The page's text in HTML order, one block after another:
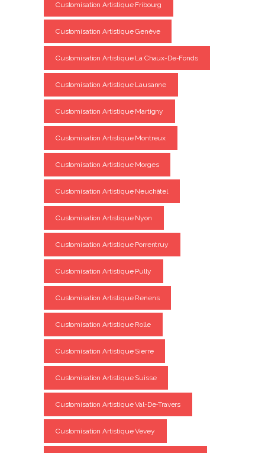
Customisation Artistique Fribourg
Customisation Artistique Genève
Customisation Artistique La Chaux-De-Fonds
Customisation Artistique Lausanne
Customisation Artistique Martigny
Customisation Artistique Montreux
Customisation Artistique Morges
Customisation Artistique Neuchâtel
Customisation Artistique Nyon
Customisation Artistique Porrentruy
Customisation Artistique Pully
Customisation Artistique Renens
Customisation Artistique Rolle
Customisation Artistique Sierre
Customisation Artistique Suisse
Customisation Artistique Val-De-Travers
Customisation Artistique Vevey